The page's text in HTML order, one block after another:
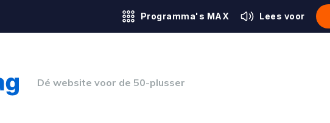
Programma's MAX Lees voor
Dé website voor de 50-plusser